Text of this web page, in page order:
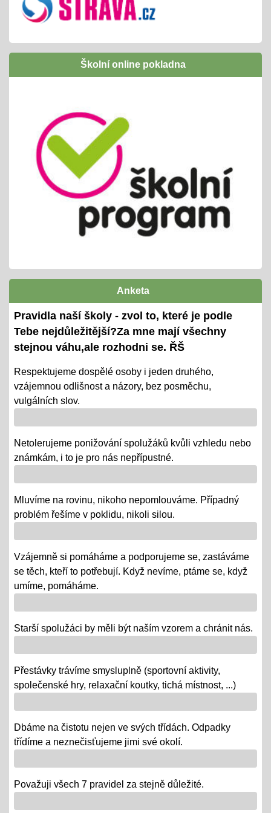
Inovativní vzdělávání /Šablony I OPJAK
01.09.2024
následně budeme žádat zapojení do Šablony
II OPJAK
Letní slavnost
25.06.2024
příprava tradiční celoškolní akce
propojeno do vrstevnického vyučování
variabilní termín dle počasí /25. nebo 26.6.
Pololetní zjišťování a vyhodnocování
výstupů ŠVP pro 2. pololetí
Ověřování výstupů vzd. k 1. pololetí
08.01.2024
- tradiční KP a TP od 8. 1. do 22. 1.
- termíny oznámeny na KOMENS
- DRŽÍME PĚSTI
Vánoce - tradiční projektová výuka
01.12.2018
- po celý ADVENT využijeme projektovou výuku v
letos bez JARMARKU, ale s vrstevnickou výukou ve
VV = "MALÍ UČÍ VELKÉ"
08.10.2018
- vědomostní a výtvarné soutěže
- školní rozhlasové vysílání
Výlety tříd, exkurze
12.06.2018
- od 18. 6. se "chystají" třídy za novými poznatky a
"Maturity" - IX.
06.06.2018
- 6. a 7. 6. = volná témata v prezentacích a "ústní" /
volba otázky - závěrečné zkoušky IX.
Školní online pokladna
Anketa
Pravidla naší školy - zvol to, které je podle
Tebe nejdůležitější?Za mne mají všechny
stejnou váhu,ale rozhodni se. ŘŠ
Respektujeme dospělé osoby i jeden druhého,
vzájemnou odlišnost a názory, bez posměchu,
vulgálních slov.
Netolerujeme ponižování spolužáků kvůli vzhledu nebo
známkám, i to je pro nás nepřípustné.
Mluvíme na rovinu, nikoho nepomlouváme. Případný
problém řešíme v poklidu, nikoli silou.
Vzájemně si pomáháme a podporujeme se, zastáváme
se těch, kteří to potřebují. Když nevíme, ptáme se, když
umíme, pomáháme.
Starší spolužáci by měli být naším vzorem a chránit nás.
Přestávky trávíme smysluplně (sportovní aktivity,
společenské hry, relaxační koutky, tichá místnost, ...)
Dbáme na čistotu nejen ve svých třídách. Odpadky
třídíme a neznečisťujeme jimi své okolí.
Považuji všech 7 pravidel za stejně důležité.